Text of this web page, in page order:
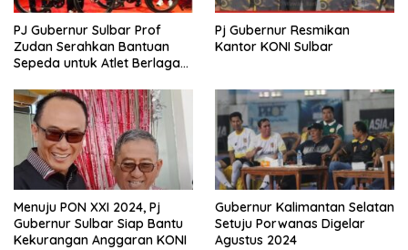
PJ Gubernur Sulbar Prof
Zudan Serahkan Bantuan
Sepeda untuk Atlet Berlaga
Pj Gubernur Resmikan
Kantor KONI Sulbar
Menuju PON XXI 2024, Pj
Gubernur Sulbar Siap Bantu
Kekurangan Anggaran KONI
Gubernur Kalimantan Selatan
Setuju Porwanas Digelar
Agustus 2024